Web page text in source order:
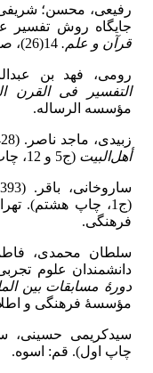
جایگاه روش تفسیر
قرآن و علم.
رومی، فهد بن
التفسیر فی القرن
مؤسسه الرساله.
زبیدی، ماجد ناصر. (1428ق).
أهل‌البیت (ج5 و 12، چاپ اول). بیروت: دار المحجة البیضاء.
ساروخانی، باقر. (1393).
(ج1، چاپ هشتم).
فرهنگی.
دانشمندان علوم
دورۀ مسابقات بین
مؤسسۀ فرهنگی و
سیدکریمی حسینی،
چاپ اول). قم: اسوه.